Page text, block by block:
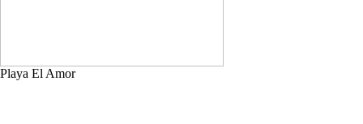
Playa El Amor